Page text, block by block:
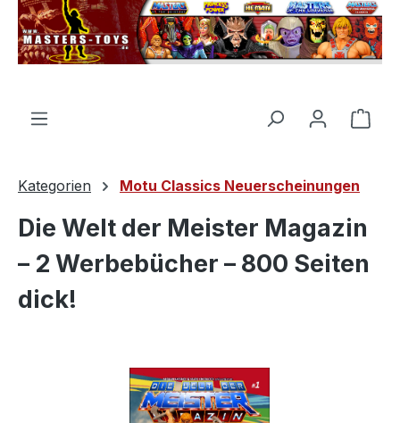
springen
Kategorien Motu Classics Neuerscheinungen
Die Welt der Meister Magazin
– 2 Werbebücher – 800 Seiten
dick!
Bildergalerie überspringen